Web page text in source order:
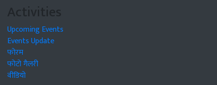
Activities
Upcoming Events
Events Update
फोरम
फोटो गैलरी
वीडियो